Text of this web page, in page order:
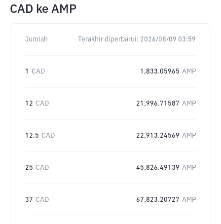
CAD ke AMP
Jumlah Terakhir diperbarui: 2026/08/09 03:59
1 CAD 1,833.05965 AMP
12 CAD 21,996.71587 AMP
12.5 CAD 22,913.24569 AMP
25 CAD 45,826.49139 AMP
37 CAD 67,823.20727 AMP